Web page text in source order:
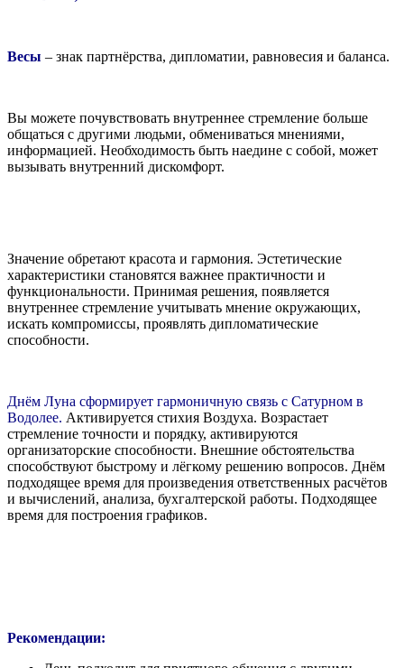
Весы – знак партнёрства, дипломатии, равновесия и баланса.
Вы можете почувствовать внутреннее стремление больше
общаться с другими людьми, обмениваться мнениями,
информацией. Необходимость быть наедине с собой, может
вызывать внутренний дискомфорт.
Значение обретают красота и гармония. Эстетические
характеристики становятся важнее практичности и
функциональности. Принимая решения, появляется
внутреннее стремление учитывать мнение окружающих,
искать компромиссы, проявлять дипломатические
способности.
Днём Луна сформирует гармоничную связь с Сатурном в
Водолее. Активируется стихия Воздуха. Возрастает
стремление точности и порядку, активируются
организаторские способности. Внешние обстоятельства
способствуют быстрому и лёгкому решению вопросов. Днём
подходящее время для произведения ответственных расчётов
и вычислений, анализа, бухгалтерской работы. Подходящее
время для построения графиков.
Рекомендации: